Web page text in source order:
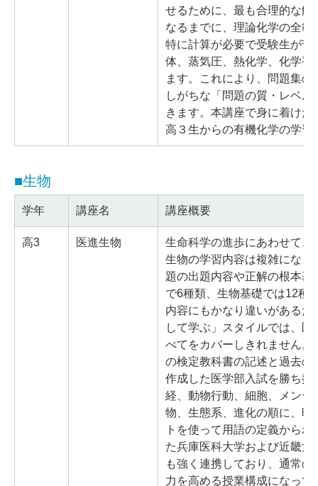
せるために、最も合理的な
なるまでに、理論化学の全
特に計算が必要で受験生が苦
体、蒸気圧、熱化学、化学
ます。これにより、問題集
しがちな「問題の質・レベ
きます。本講座で身に着け
高３生からの有機化学の学習
■生物
学年 講座名 講座概要
高3 医進生物
生命科学の進歩にあわせて
生物の学習内容は複雑にな
題の出題内容や正解の根本
で6種類、生物基礎では12種
内容にもかなり違いがある
して学ぶ」スタイルでは、
べてをカバーしきれません
の検定教科書の記述と過去
作成した医学部入試を勝ち
経、動物行動、細胞、メンデ
物、生態系、進化の順に、
トを使って用語の定義から
た兵庫医科大学および近畿
も強く連携しており、通常
力を高める授業構成になって